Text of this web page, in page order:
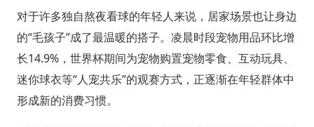
对于许多独自熬夜看球的年轻人来说，居家场景也让身边
的“毛孩子”成了最温暖的搭子。凌晨时段宠物用品环比增
长14.9%，世界杯期间为宠物购置宠物零食、互动玩具、
迷你球衣等“人宠共乐”的观赛方式，正逐渐在年轻群体中
形成新的消费习惯。